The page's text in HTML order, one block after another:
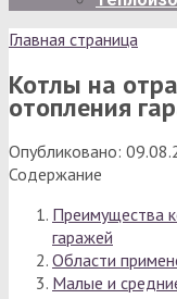
Главная страница
Котлы на
отопления
Опубликовано:
Содержание
Преимущества
гаражей
Области
Малые и